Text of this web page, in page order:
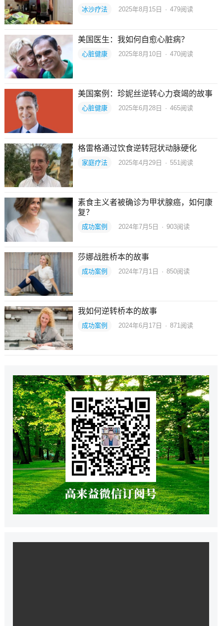
冰沙疗法 2025年8月15日 · 479阅读
美国医生：我如何自愈心脏病？
心脏健康 2025年8月10日 · 470阅读
美国案例：珍妮丝逆转心力衰竭的故事
心脏健康 2025年6月28日 · 465阅读
格雷格通过饮食逆转冠状动脉硬化
家庭疗法 2025年4月29日 · 551 阅读
素食主义者被确诊为甲状腺癌，如何康
复？
成功案例 2024年7月5日 · 903阅读
莎娜战胜桥本的故事
成功案例 2024年7月1日 · 850阅读
我如何逆转桥本的故事
成功案例 2024年6月17日 · 871 阅读